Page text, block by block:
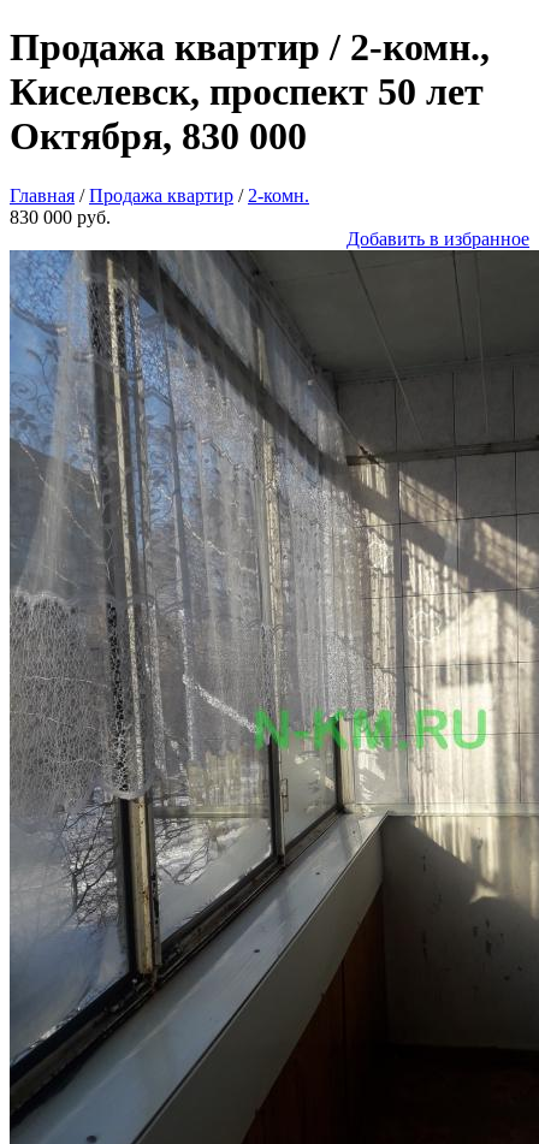
Продажа квартир / 2-комн.,
Киселевск, проспект 50 лет
Октября, 830 000
Главная /Продажа квартир / 2-комн.
830 000 руб.
Добавить в избранное